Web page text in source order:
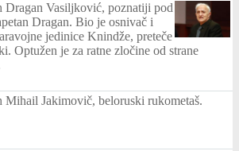
Dragan Vasiljković, poznatiji pod
Dragan. Bio je osnivač i
jedinice Knindže, preteče
Optužen je za ratne zločine od strane
Mihail Jakimovič, beloruski rukometaš.